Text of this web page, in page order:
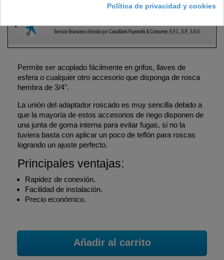
Permite ser acoplado fácilmente en grifos, llaves de
esfera o cualquier otro accesorio que disponga de rosca
hembra de 3/4".
La unión del adaptador roscado es muy sencilla debido a
que la mayoría de estos accesorios de riego disponen de
una junta de goma interna para evitar fugas, si no la
tuviera basta con aplicar un poco de teflón para roscas
logrando un ajuste perfecto.
Principales ventajas:
Rapidez de conexión.
Facilidad de instalación.
Precio económico.
Añadir al carrito
Política de privacidad y cookies